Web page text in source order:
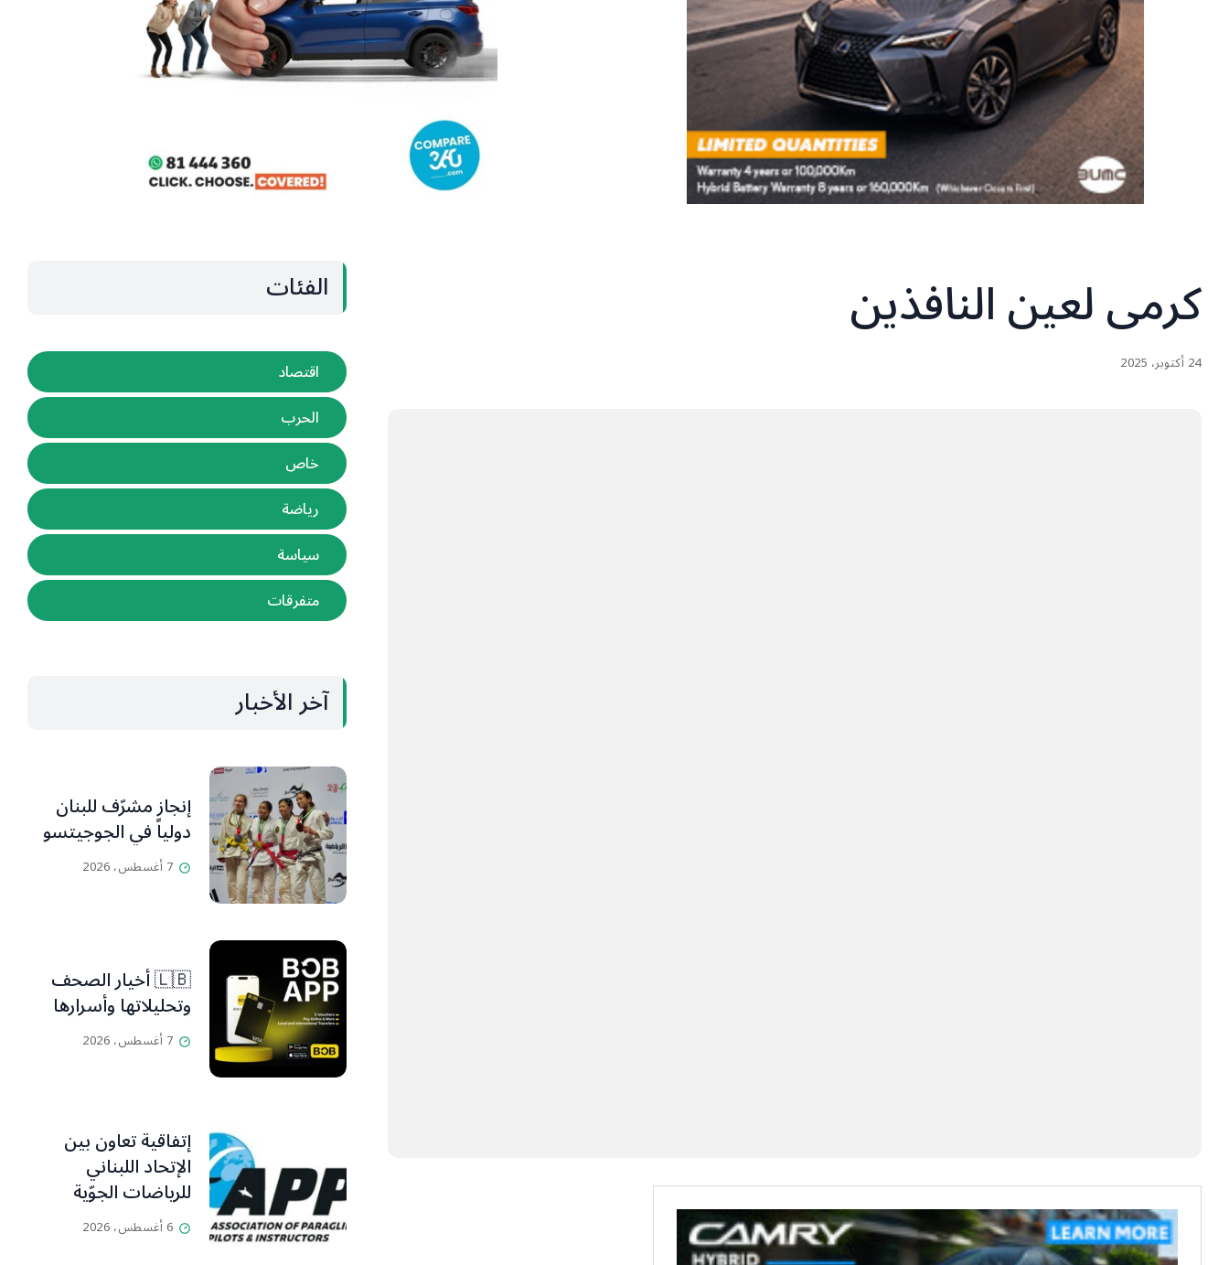
كرمى لعين النافذين
24 أكتوبر، 2025
الفئات
اقتصاد
الحرب
خاص
رياضة
سياسة
متفرقات
آخر الأخبار
إنجاز مشرّف للبنان
دولياً في الجوجيتسو
7 أغسطس، 2026
🇱🇧 أخيار الصحف
وتحليلاتها وأسرارها
7 أغسطس، 2026
إتفاقية تعاون بين
الإتحاد اللبناني
للرياضات الجوّية
وجمعية طيّاري
ومدرّبي الطيران
6 أغسطس، 2026